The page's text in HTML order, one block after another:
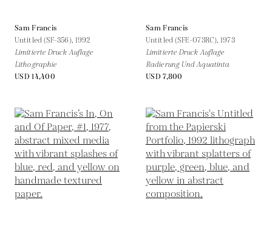
Sam Francis
Untitled (SF-356), 1992
Limitierte Druck Auflage
Lithographie
USD 14,400
Sam Francis
Untitled (SFE-073RC),1973
Limitierte Druck Auflage
Radierung Und Aquatinta
USD 7,800